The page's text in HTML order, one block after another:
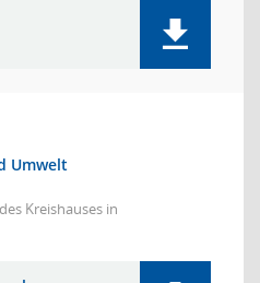
Umwelt
Kreishauses in